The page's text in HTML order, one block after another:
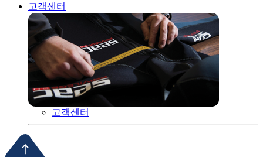
고객센터
고객센터